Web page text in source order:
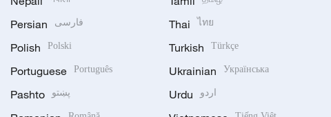
Persian فارسی
Polish Polski
Portuguese Português
Pashto پښتو
Thai ไทย
Turkish Türkçe
Ukrainian Українська
Urdu اردو